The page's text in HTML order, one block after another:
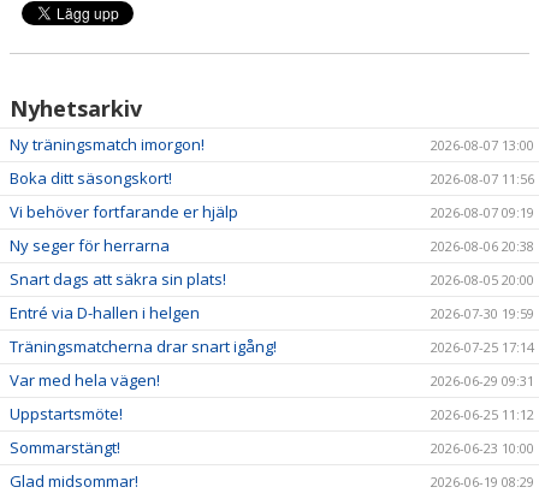
Nyhetsarkiv
Ny träningsmatch imorgon! 2026-08-07 13:00
Boka ditt säsongskort! 2026-08-07 11:56
Vi behöver fortfarande er hjälp 2026-08-07 09:19
Ny seger för herrarna 2026-08-06 20:38
Snart dags att säkra sin plats! 2026-08-05 20:00
Entré via D-hallen i helgen 2026-07-30 19:59
Träningsmatcherna drar snart igång! 2026-07-25 17:14
Var med hela vägen! 2026-06-29 09:31
Uppstartsmöte! 2026-06-25 11:12
Sommarstängt! 2026-06-23 10:00
Glad midsommar! 2026-06-19 08:29